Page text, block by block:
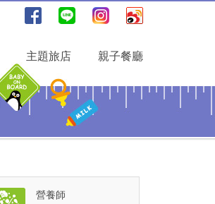
主題旅店 親子餐廳
營養師